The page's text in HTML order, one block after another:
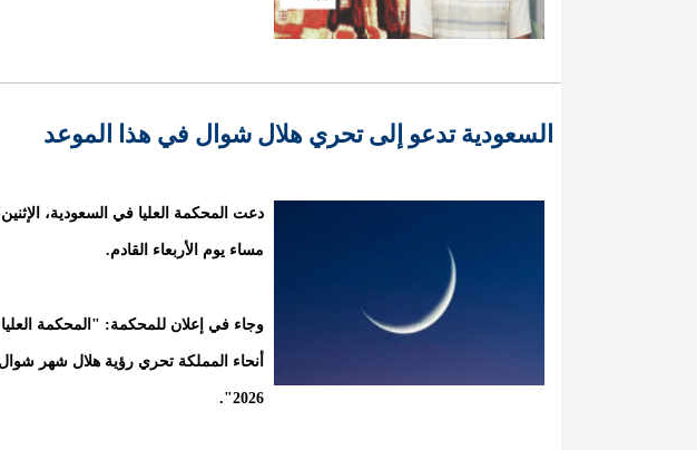
السعودية تدعو إلى تحري هلال شوال في هذا الموعد
دعت المحكمة العليا في السعودية،
مساء يوم الأربعاء القادم.
وجاء في إعلان للمحكمة: "المحكمة
2026".